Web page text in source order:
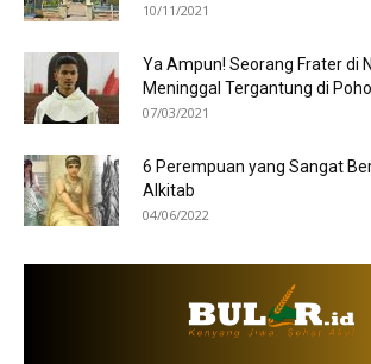
10/11/2021
Ya Ampun! Seorang Frater di
Meninggal Tergantung di
07/03/2021
6 Perempuan yang Sangat
Alkitab
04/06/2022